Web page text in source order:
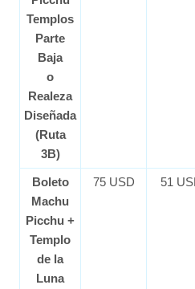
Templos
Parte
Baja
o
Realeza
Diseñada
(Ruta
3B)
Boleto
Machu
Picchu +
Templo
de la
Luna
75 USD 51